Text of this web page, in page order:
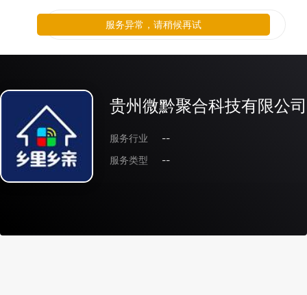
贵州微黔聚合科技有限公司
服务行业
--
服务类型
--
服务异常，请稍候再试